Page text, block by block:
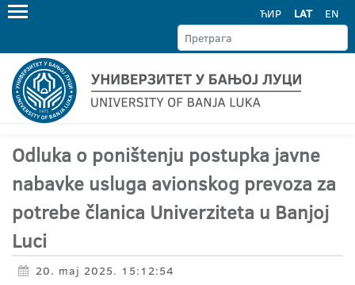
ЋИР LAT EN
Odluka o poništenju postupka javne
nabavke usluga avionskog prevoza za
potrebe članica Univerziteta u Banjoj
Luci
20. maj 2025. 15:12:54